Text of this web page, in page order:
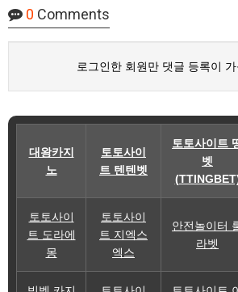
0 Comments
로그인한 회원만 댓글 등록이 가
대왕카지
노
토토사이
트 텐텐벳
토토사이트
벳
토토사이
트 도라에
몽
토토사이
트 지엑스
엑스
안전놀이터
라벳